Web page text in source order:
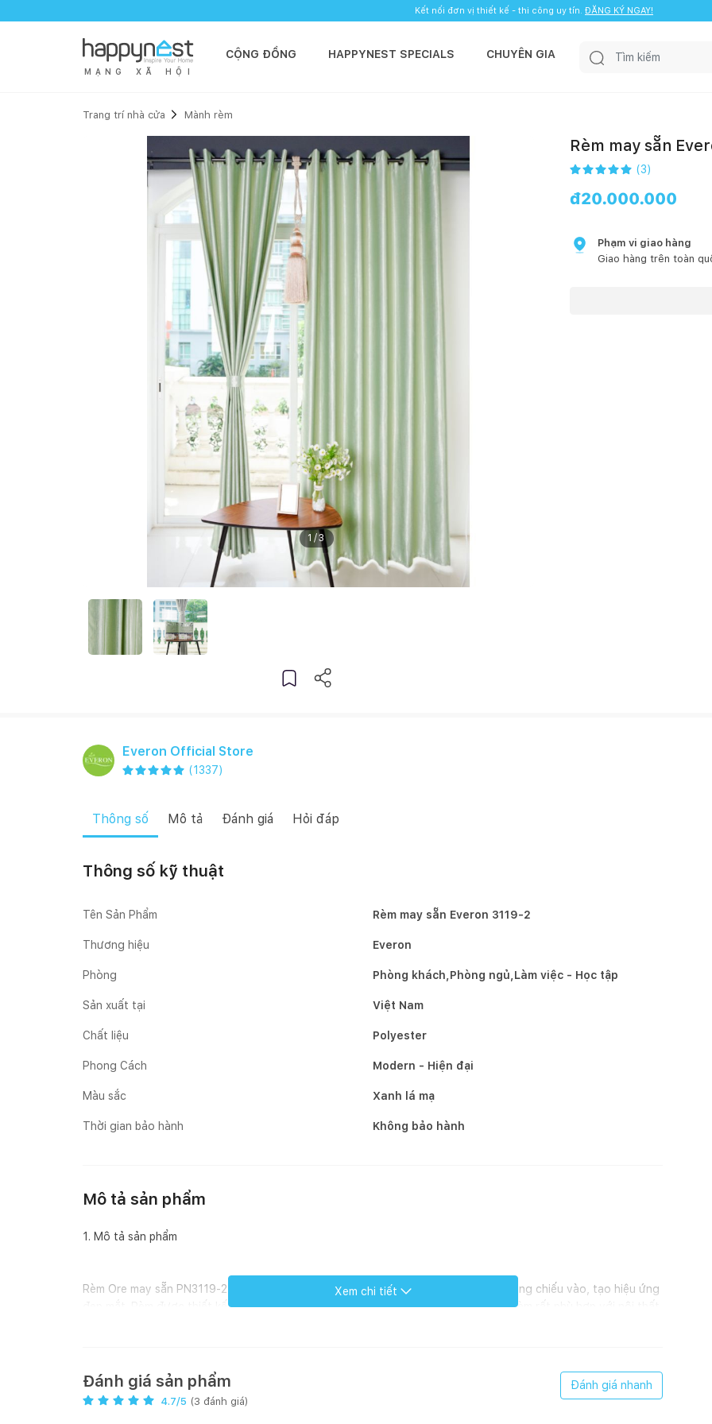
Kết nối đơn vị thiết kế - thi công uy tín. ĐĂNG KÝ NGAY!
M Ạ N G X Ã H Ộ I
CỘNG ĐỒNG HAPPYNEST SPECIALS CHUYÊN GIA
Trang trí nhà cửa Mành rèm
1 /3
Rèm may sẵn
(3)
đ20.000.000
Phạm vi giao hàng
Giao hàng trên toàn
Everon Official Store
(1337)
Thông số Mô tả Đánh giá Hỏi đáp
Thông số kỹ thuật
Tên Sản Phẩm Rèm may sẵn Everon 3119-2
Thương hiệu Everon
Phòng Phòng khách,Phòng ngủ,Làm việc - Học tập
Sản xuất tại Việt Nam
Chất liệu Polyester
Phong Cách Modern - Hiện đại
Màu sắc Xanh lá mạ
Thời gian bảo hành Không bảo hành
Mô tả sản phẩm
1. Mô tả sản phẩm
Rèm Ore may sẵn PN3119-2 màu xanh lá mạ, có độ phản quang nhất định khi ánh sáng chiếu vào, tạo hiệu ứng
đẹp mắt. Rèm được thiết kế kiểu ore nên lắp đặt dễ dàng, không tốn thời gian. Mã rèm rất phù hợp với nội thất
- Chất liệu: 100% polyester được chứng nhận hợp quy về tiêu chuẩn dệt may
Xem chi tiết
Đánh giá sản phẩm
4.7/5 (3 đánh giá)
Đánh giá nhanh